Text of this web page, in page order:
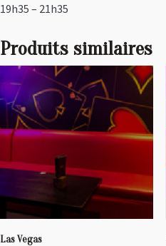
19h35 – 21h35
Produits similaires
Las Vegas